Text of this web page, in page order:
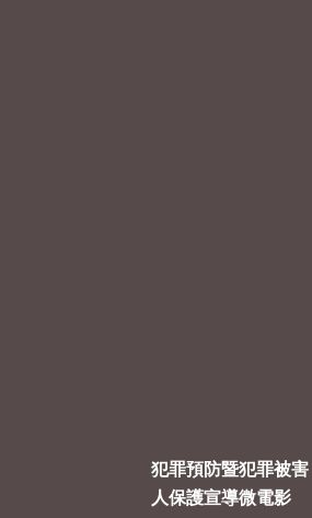
犯罪預防暨犯罪被害
人保護宣導微電影